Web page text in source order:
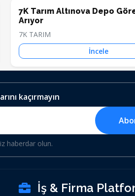
7K Tarım Altınova Depo
Arıyor
7K TARIM
İncele
kaçırmayın
haberdar olun.
İş & Firma